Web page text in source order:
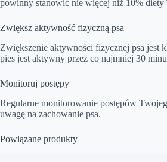
powinny stanowić nie więcej niż 10% diety
Zwiększ aktywność fizyczną psa
Zwiększenie aktywności fizycznej psa jest
pies jest aktywny przez co najmniej 30
Monitoruj postępy
Regularne monitorowanie postępów
uwagę na zachowanie psa.
Powiązane produkty